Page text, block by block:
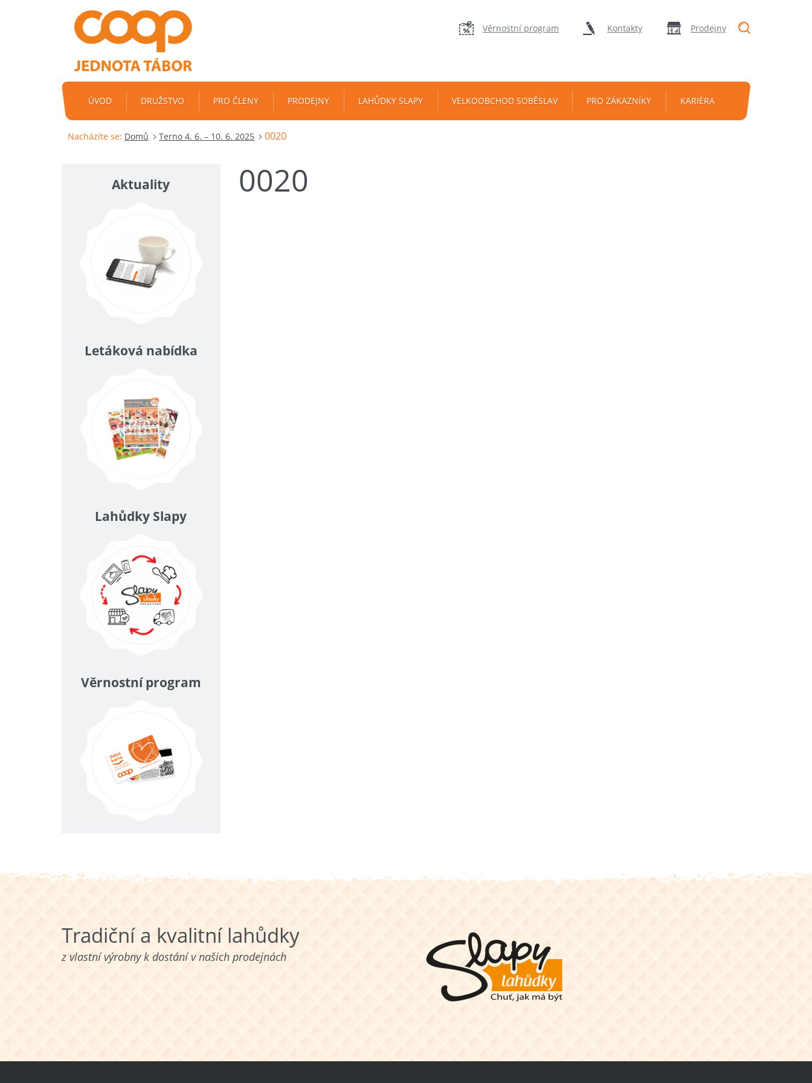
Věrnostní program Kontakty Prodejny
ÚVOD DRUŽSTVO PRO ČLENY PRODEJNY LAHŮDKY SLAPY VELKOOBCHOD SOBĚSLAV PRO ZÁKAZNÍKY KARIÉRA
Nacházíte se: Domů Terno 4. 6. – 10. 6. 2025 0020
0020
Aktuality
Letáková nabídka
Lahůdky Slapy
Věrnostní program
Tradiční a kvalitní lahůdky
z vlastní výrobny k dostání v našich prodejnách